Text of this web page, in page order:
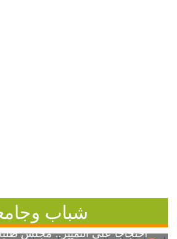
شباب
احتجاجاً على التمييز.. مجلس